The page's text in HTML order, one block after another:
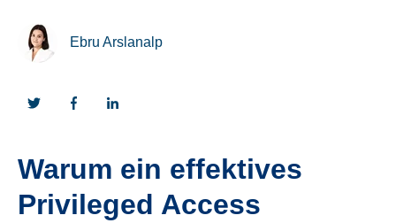
Ebru Arslanalp
Warum ein effektives
Privileged Access